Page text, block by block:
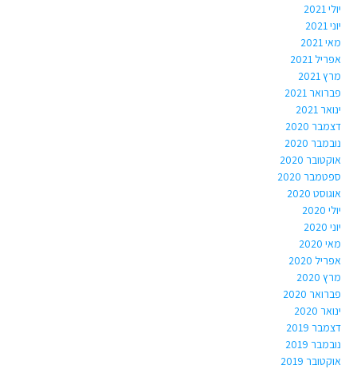
יולי 2021
יוני 2021
מאי 2021
אפריל 2021
מרץ 2021
פברואר 2021
ינואר 2021
דצמבר 2020
נובמבר 2020
אוקטובר 2020
ספטמבר 2020
אוגוסט 2020
יולי 2020
יוני 2020
מאי 2020
אפריל 2020
מרץ 2020
פברואר 2020
ינואר 2020
דצמבר 2019
נובמבר 2019
אוקטובר 2019